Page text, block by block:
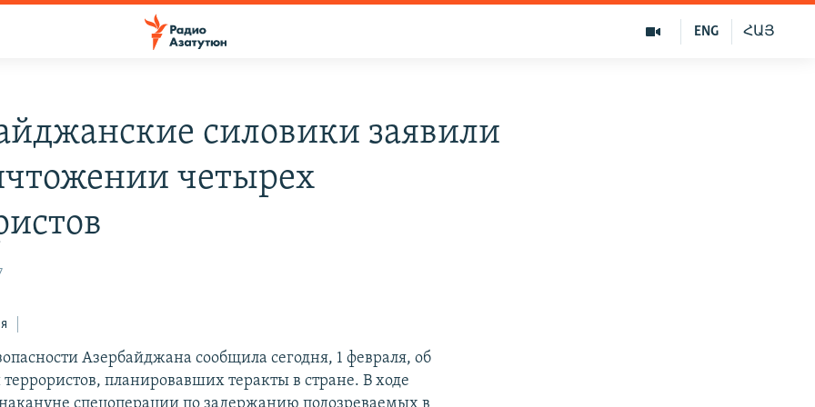
ՀԱՅ
ENG
силовики заявили
четырех
Азербайджана сообщила сегодня, 1 февраля, об
планировавших теракты в стране. В ходе